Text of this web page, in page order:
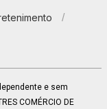
e sem
COMÉRCIO DE